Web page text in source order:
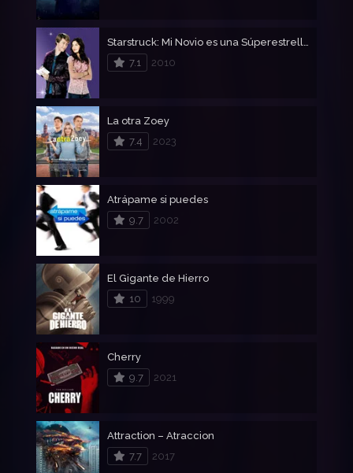
Starstruck: Mi Novio es una Súperestrella
7.1
2010
La otra Zoey
7.4
2023
Atrápame si puedes
9.7
2002
El Gigante de Hierro
10
1999
Cherry
9.7
2021
Attraction – Atraccion
7.7
2017